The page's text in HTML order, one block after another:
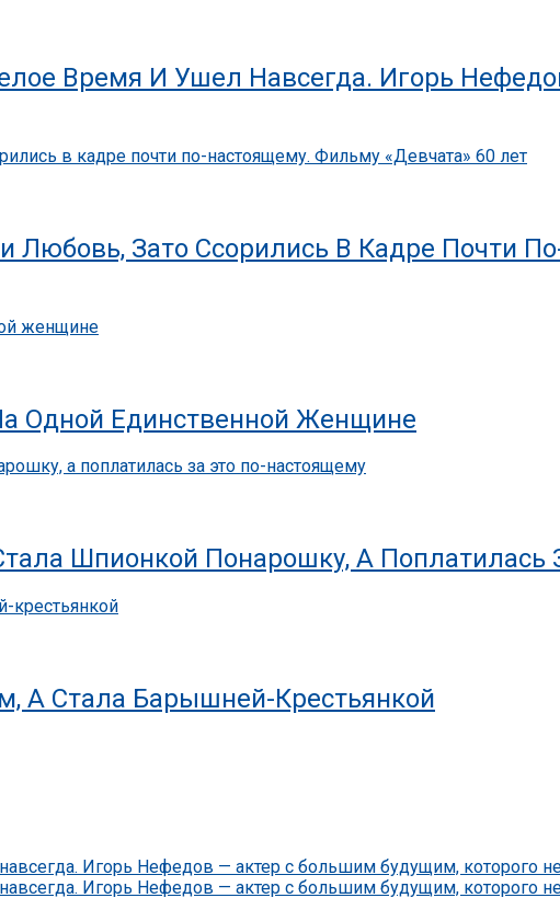
Время И Ушел Навсегда. Игорь
Любовь, Зато Ссорились В Кадре Почти
Одной Единственной Женщине
Шпионкой Понарошку, А Поплатилась
А Стала Барышней-Крестьянкой